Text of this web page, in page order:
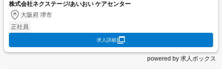
株式会社ネクステージ/あいおい ケアセンター
大阪府 堺市
正社員
求人詳細
powered by 求人ボックス